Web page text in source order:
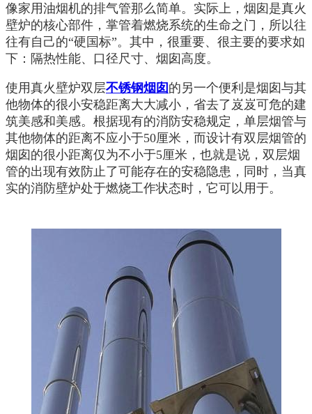
像家用油烟机的排气管那么简单。实际上，烟囱是真火
壁炉的核心部件，掌管着燃烧系统的生命之门，所以往
往有自己的“硬国标”。其中，很重要、很主要的要求如
下：隔热性能、口径尺寸、烟囱高度。
使用真火壁炉双层不锈钢烟囱 的另一个便利是烟囱与其
他物体的很小安稳距离大大减小，省去了岌岌可危的建
筑美感和美感。根据现有的消防安稳规定，单层烟管与
其他物体的距离不应小于50厘米，而设计有双层烟管的
烟囱的很小距离仅为不小于5厘米，也就是说，双层烟
管的出现有效防止了可能存在的安稳隐患，同时，当真
实的消防壁炉处于燃烧工作状态时，它可以用于。